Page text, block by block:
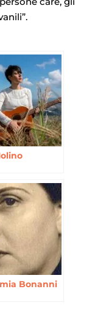
Bonanni